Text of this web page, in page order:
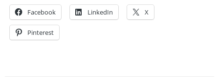
Facebook LinkedIn X
Pinterest